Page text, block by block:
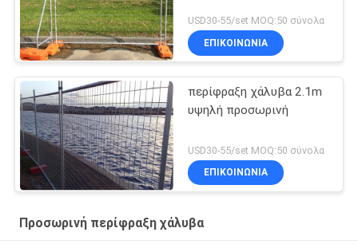
USD30-55/set MOQ:50 σύνολα
ΕΠΙΚΟΙΝΩΝΙΑ
περίφραξη χάλυβα 2.1m
υψηλή προσωρινή
USD30-55/set MOQ:50 σύνολα
ΕΠΙΚΟΙΝΩΝΙΑ
Προσωρινή περίφραξη χάλυβα